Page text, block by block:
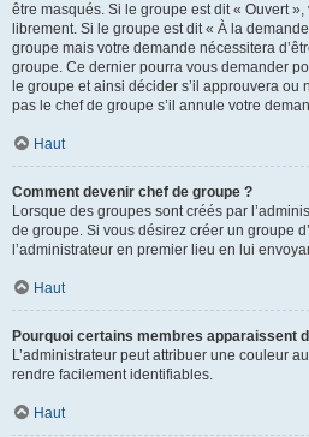
être masqués. Si le groupe est dit « Ouvert
librement. Si le groupe est dit « À la
groupe mais votre demande nécessitera
groupe. Ce dernier pourra vous demander
le groupe et ainsi décider s’il approuvera ou
pas le chef de groupe s’il annule votre
Haut
Comment devenir chef de groupe ?
Lorsque des groupes sont créés par
de groupe. Si vous désirez créer un groupe
l’administrateur en premier lieu en lui
Haut
Pourquoi certains membres apparaissent
L’administrateur peut attribuer une couleur
rendre facilement identifiables.
Haut